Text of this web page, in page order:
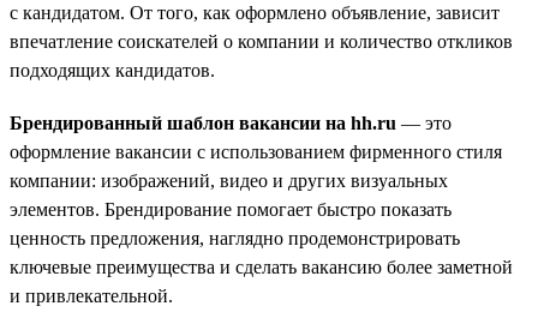
с кандидатом. От того, как оформлено объявление, зависит
впечатление соискателей о компании и количество откликов
подходящих кандидатов.
Брендированный шаблон вакансии на hh.ru — это
оформление вакансии с использованием фирменного стиля
компании: изображений, видео и других визуальных
элементов. Брендирование помогает быстро показать
ценность предложения, наглядно продемонстрировать
ключевые преимущества и сделать вакансию более заметной
и привлекательной.